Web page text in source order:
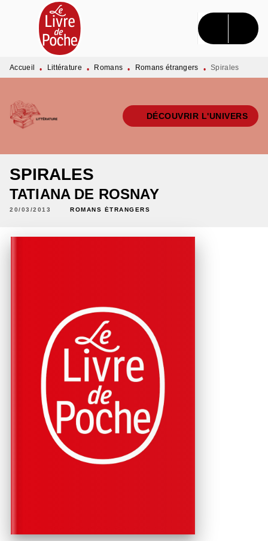
MENU RECHERCHE CONTENU
PIED DE PAGE
Accueil • Littérature • Romans • Romans étrangers • Spirales
DÉCOUVRIR L'UNIVERS
SPIRALES
TATIANA DE ROSNAY
20/03/2013 ROMANS ÉTRANGERS